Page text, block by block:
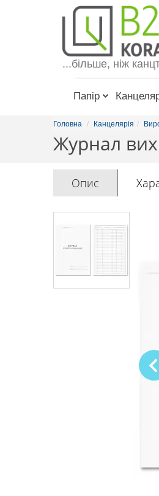
Toggle
navigation
...більше, ніж
Папір
Головна Канцелярія
Журнал
Опис